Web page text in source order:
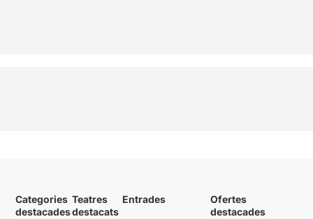
Categories
destacades
Teatres
destacats
Entrades
Ofertes
destacades